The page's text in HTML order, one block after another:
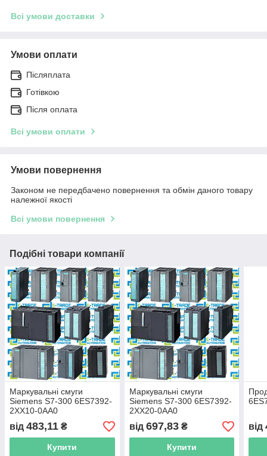
Всі умови доставки
Умови оплати
Післяплата
Готівкою
Після оплата
Всі умови оплати
Умови повернення
Законом не передбачено повернення та обмін даного товару
належної якості
Всі умови повернення
Подібні товари компанії
Маркувальні смуги
Siemens S7-300 6ES7392-
2XX10-0AA0
від 483,11 ₴
Купити
Маркувальні смуги
Siemens S7-300 6ES7392-
2XX20-0AA0
від 697,83₴
Купити
від